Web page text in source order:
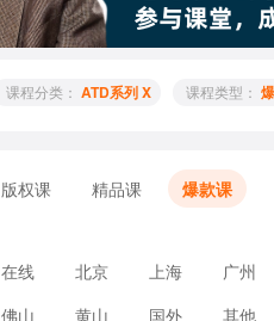
课程分类： ATD系列 X 课程类型：
版权课 精品课 爆款课
在线 北京 上海
广州
佛山 黄山 国外 其他